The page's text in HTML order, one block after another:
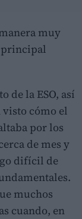
muy
principal
de la ESO, así
cómo el
por los
de mes y
difícil de
muchos
cuando, en